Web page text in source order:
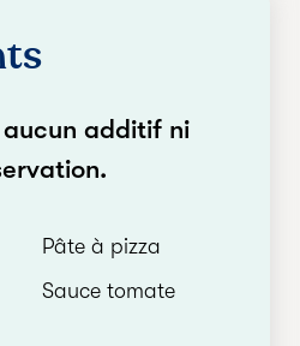
additif ni
Pâte à pizza
Sauce tomate